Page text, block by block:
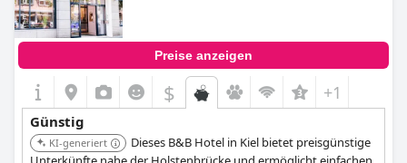
Preise anzeigen
$ +1
Günstig
KI-generiert
Dieses B&B Hotel in Kiel bietet preisgünstige